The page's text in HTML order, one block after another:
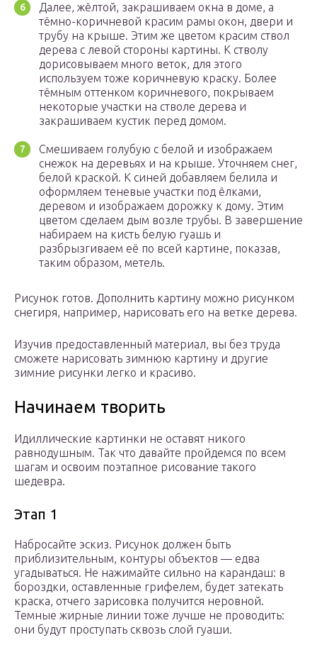
Далее, жёлтой, закрашиваем окна в доме, а
тёмно-коричневой красим рамы окон, двери и
трубу на крыше. Этим же цветом красим ствол
дерева с левой стороны картины. К стволу
дорисовываем много веток, для этого
используем тоже коричневую краску. Более
тёмным оттенком коричневого, покрываем
некоторые участки на стволе дерева и
закрашиваем кустик перед домом.
Смешиваем голубую с белой и изображаем
снежок на деревьях и на крыше. Уточняем снег,
белой краской. К синей добавляем белила и
оформляем теневые участки под ёлками,
деревом и изображаем дорожку к дому. Этим
цветом сделаем дым возле трубы. В завершение
набираем на кисть белую гуашь и
разбрызгиваем её по всей картине, показав,
таким образом, метель.
Рисунок готов. Дополнить картину можно рисунком
снегиря, например, нарисовать его на ветке дерева.
Изучив предоставленный материал, вы без труда
сможете нарисовать зимнюю картину и другие
зимние рисунки легко и красиво.
Начинаем творить
Идиллические картинки не оставят никого
равнодушным. Так что давайте пройдемся по всем
шагам и освоим поэтапное рисование такого
шедевра.
Этап 1
Набросайте эскиз. Рисунок должен быть
приблизительным, контуры объектов — едва
угадываться. Не нажимайте сильно на карандаш: в
бороздки, оставленные грифелем, будет затекать
краска, отчего зарисовка получится неровной.
Темные жирные линии тоже лучше не проводить:
они будут проступать сквозь слой гуаши.